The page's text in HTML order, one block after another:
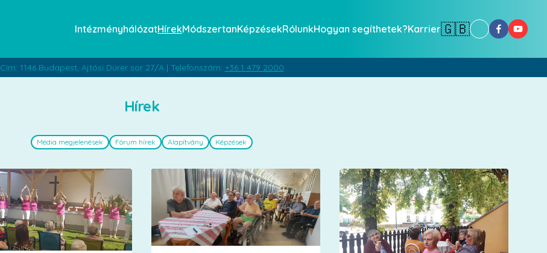
IntézményhálózatHírekMódszertanKépzésekRólunkHogyan segíthetek?Karrier🇬🇧
Cím: 1146 Budapest, Ajtósi Dürer sor 27/A | Telefonszám: +36 1 479 2000
Hírek
Média megjelenések Fórum hírek Alapítvány Képzések